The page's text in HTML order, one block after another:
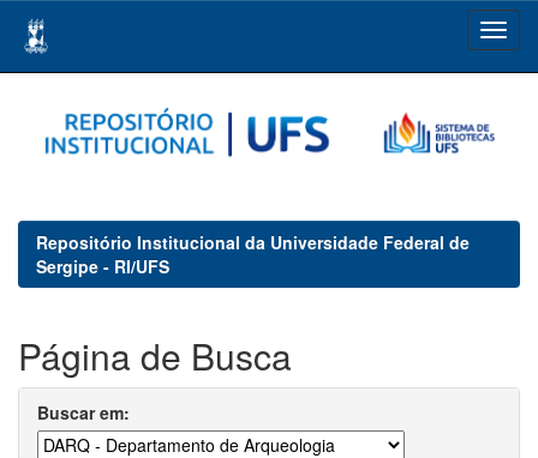
navigation
Repositório Institucional da Universidade Federal de
Sergipe - RI/UFS
Página de Busca
Buscar em: